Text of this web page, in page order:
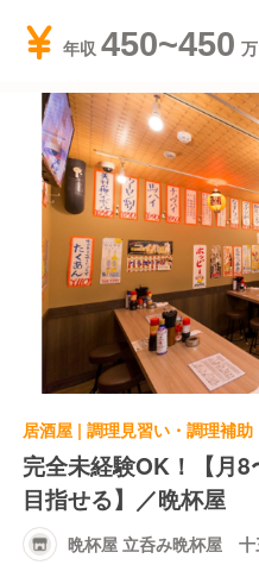
年収 450~450
居酒屋 | 調理見習い・調理補
完全未経験OK！【月
目指せる】／晩杯屋
晩杯屋 立呑み晩杯屋